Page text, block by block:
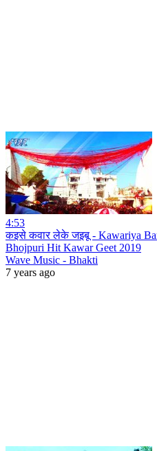
4:53
कइसे कवार लेके जइबू - Kawariya
Bhojpuri Hit Kawar Geet 2019
Wave Music - Bhakti
7 years ago